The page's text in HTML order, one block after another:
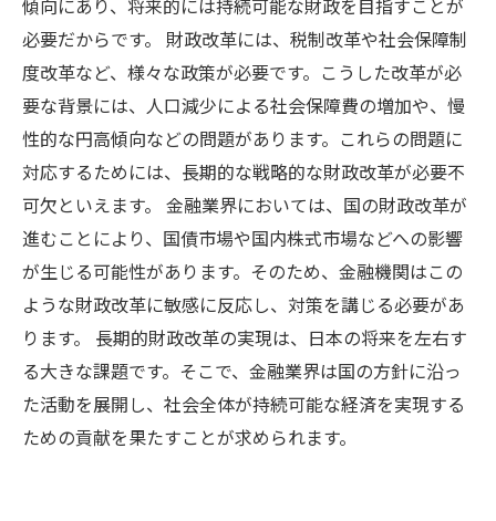
傾向にあり、将来的には持続可能な財政を目指すことが
必要だからです。 財政改革には、税制改革や社会保障制
度改革など、様々な政策が必要です。こうした改革が必
要な背景には、人口減少による社会保障費の増加や、慢
性的な円高傾向などの問題があります。これらの問題に
対応するためには、長期的な戦略的な財政改革が必要不
可欠といえます。 金融業界においては、国の財政改革が
進むことにより、国債市場や国内株式市場などへの影響
が生じる可能性があります。そのため、金融機関はこの
ような財政改革に敏感に反応し、対策を講じる必要があ
ります。 長期的財政改革の実現は、日本の将来を左右す
る大きな課題です。そこで、金融業界は国の方針に沿っ
た活動を展開し、社会全体が持続可能な経済を実現する
ための貢献を果たすことが求められます。